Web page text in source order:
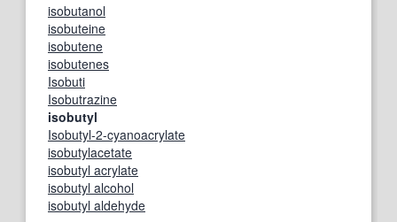
isobutanol
isobuteine
isobutene
isobutenes
Isobuti
Isobutrazine
isobutyl
Isobutyl-2-cyanoacrylate
isobutylacetate
isobutyl acrylate
isobutyl alcohol
isobutyl aldehyde